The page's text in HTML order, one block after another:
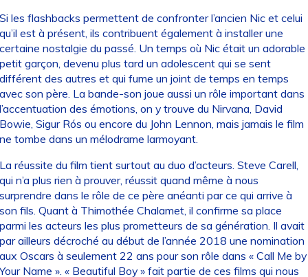
les flashbacks permettent de confronter l’ancien Nic et celui
est à présent, ils contribuent également à installer une
nostalgie du passé. Un temps où Nic était un adorable
garçon, devenu plus tard un adolescent qui se sent
des autres et qui fume un joint de temps en temps
son père. La bande-son joue aussi un rôle important dans
des émotions, on y trouve du Nirvana, David
Sigur Rós ou encore du John Lennon, mais jamais le film
tombe dans un mélodrame larmoyant.
réussite du film tient surtout au duo d’acteurs. Steve Carell,
n’a plus rien à prouver, réussit quand même à nous
dans le rôle de ce père anéanti par ce qui arrive à
fils. Quant à Thimothée Chalamet, il confirme sa place
les acteurs les plus prometteurs de sa génération. Il avait
ailleurs décroché au début de l’année 2018 une nomination
Oscars à seulement 22 ans pour son rôle dans « Call Me by
Name ». « Beautiful Boy » fait partie de ces films qui nous